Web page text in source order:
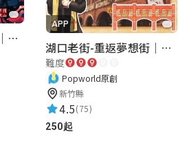
★★★★★
★★★★★
圓山月夜-羊群的失控｜圓山飯店 ARG實境解謎遊戲
APP
湖口老街-重返夢想街｜新竹老街城市解謎
難度
Popworld原創
新竹縣
4.5(75)
250起